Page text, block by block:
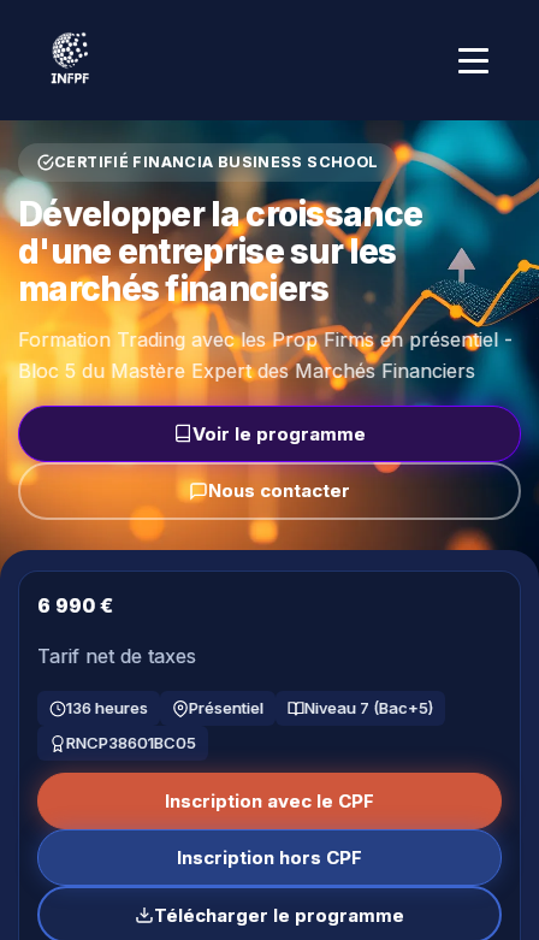
CERTIFIÉ FINANCIA BUSINESS SCHOOL
Développer la croissance
d'une entreprise sur les
marchés financiers
Formation Trading avec les Prop Firms en présentiel -
Bloc 5 du Mastère Expert des Marchés Financiers
Voir le programme
Nous contacter
6 990 €
Tarif net de taxes
136 heures Présentiel
Niveau 7 (Bac+5)
RNCP38601BC05
Inscription avec le CPF
Inscription hors CPF
Télécharger le programme